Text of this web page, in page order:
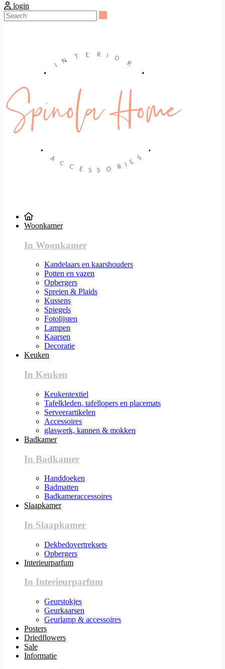
login
Woonkamer
In Woonkamer
Kandelaars en kaarshouders
Potten en vazen
Opbergers
Spreien & Plaids
Kussens
Spiegels
Fotolijsten
Lampen
Kaarsen
Decoratie
Keuken
In Keuken
Keukentextiel
Tafelkleden, tafellopers en placemats
Serveerartikelen
Accessoires
glaswerk, kannen & mokken
Badkamer
In Badkamer
Handdoeken
Badmatten
Badkameraccessoires
Slaapkamer
In Slaapkamer
Dekbedovertreksets
Opbergers
Interieurparfum
In Interieurparfum
Geurstokjes
Geurkaarsen
Geurlamp & accessoires
Posters
Driedflowers
Sale
Informatie